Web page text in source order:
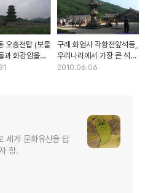
오층전탑 (보물
과 화강암을
전탑
구례 화엄사 각황전앞석등,
우리나라에서 가장 큰 석등
(국보)
2010.06.06
세계 문화유산을 답
함.